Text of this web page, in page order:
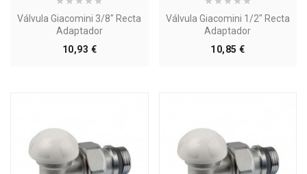
Válvula Giacomini 3/8" Recta
Adaptador
10,93 €Precio
Válvula Giacomini 1/2" Recta
Adaptador
10,85 €Precio